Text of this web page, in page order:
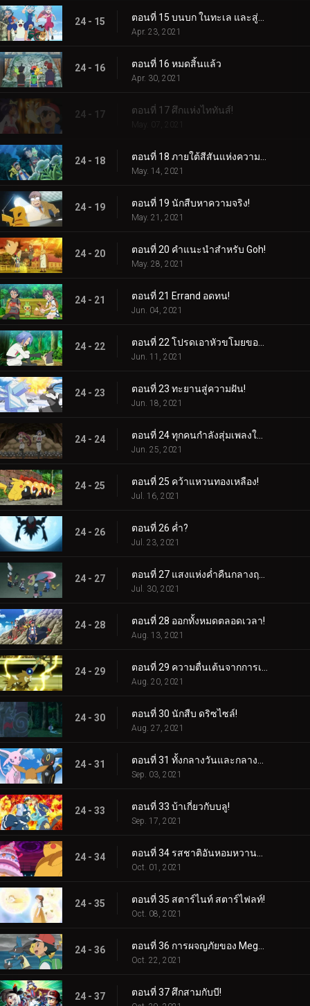
24 - 15
Apr. 23, 2021
24 - 16 ตอนที่ 16 หมดสิ้นแล้ว
Apr. 30, 2021
24 - 17 ตอนที่ 17 ศึกแห่งไททันส์!
May. 07, 2021
24 - 18
May. 14, 2021
24 - 19 ตอนที่ 19 นักสืบหาความจริง!
May. 21, 2021
24 - 20 ตอนที่ 20 คำแนะนำสำหรับ Goh!
May. 28, 2021
24 - 21 ตอนที่ 21 Errand อดทน!
Jun. 04, 2021
24 - 22
Jun. 11, 2021
24 - 23 ตอนที่ 23 ทะยานสู่ความฝัน!
Jun. 18, 2021
24 - 24
Jun. 25, 2021
24 - 25 ตอนที่ 25 คว้าแหวนทองเหลือง!
Jul. 16, 2021
24 - 26 ตอนที่ 26 ค่ำ?
Jul. 23, 2021
24 - 27
Jul. 30, 2021
24 - 28 ตอนที่ 28 ออกทั้งหมดตลอดเวลา!
Aug. 13, 2021
24 - 29
Aug. 20, 2021
24 - 30 ตอนที่ 30 นักสืบ ดริซไซล์!
Aug. 27, 2021
24 - 31
Sep. 03, 2021
24 - 33 ตอนที่ 33 บ้าเกี่ยวกับบลู!
Sep. 17, 2021
24 - 34
Oct. 01, 2021
24 - 35 ตอนที่ 35 สตาร์ไนท์ สตาร์ไฟลท์!
Oct. 08, 2021
24 - 36
Oct. 22, 2021
24 - 37 ตอนที่ 37 ศึกสามกับบี!